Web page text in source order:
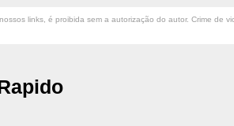
links, é proibida sem a autorização do autor. Crime de